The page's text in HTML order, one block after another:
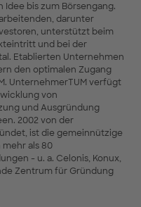
bis zum Börsengang.
darunter
unterstützt beim
und bei der
Etablierten Unternehmen
den optimalen Zugang
UnternehmerTUM verfügt
von
und Ausgründung
2002 von der
ist die gemeinnützige
als 80
- u. a. Celonis, Konux,
Zentrum für Gründung